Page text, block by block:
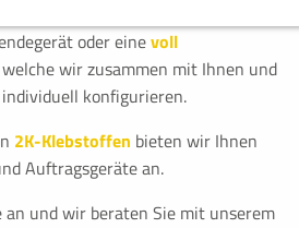
benötigenzur
oder einevoll
wir zusammen mit Ihnen und
konfigurieren.
2K-Klebstoffen bieten wir Ihnen
Auftragsgeräte an.
an und wir beraten Sie mit unserem
grundlegende Funktionen
erforderlich.